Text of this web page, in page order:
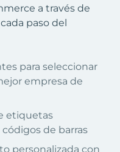
a través de
paso del
para seleccionar
empresa de
etiquetas
de barras
personalizada con